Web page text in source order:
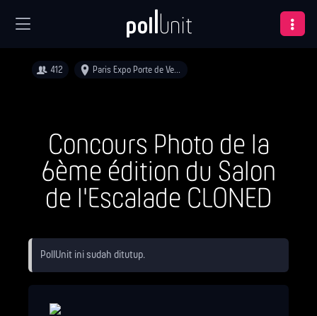
412 Paris Expo Porte de Versailles
Concours Photo de la
6ème édition du Salon
de l'Escalade CLONED
PollUnit ini sudah ditutup.